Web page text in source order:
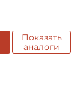
Показать
аналоги